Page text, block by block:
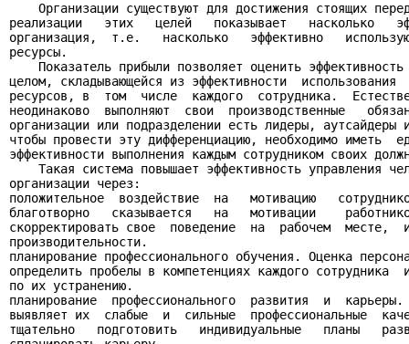
Организации существуют для достижения стоящих
реализации   этих   целей   показывает   насколько
организация,  т.е.   насколько   эффективно
ресурсы.
Показатель прибыли позволяет оценить
целом, складывающейся из эффективности  использования
ресурсов, в  том  числе  каждого  сотрудника.
неодинаково  выполняют  свои  производственные
организации или подразделении есть лидеры,
чтобы провести эту дифференциацию, необходимо иметь
эффективности выполнения каждым сотрудником своих
Такая система повышает эффективность управления
организации через:
положительное  воздействие  на   мотивацию
благотворно   сказывается   на   мотивации
скорректировать свое  поведение  на  рабочем  месте,
производительности.
планирование профессионального обучения. Оценка
определить пробелы в компетенциях каждого сотрудника
по их устранению.
планирование  профессионального  развития  и
выявляет их  слабые  и  сильные  профессиональные
тщательно   подготовить   индивидуальные   планы